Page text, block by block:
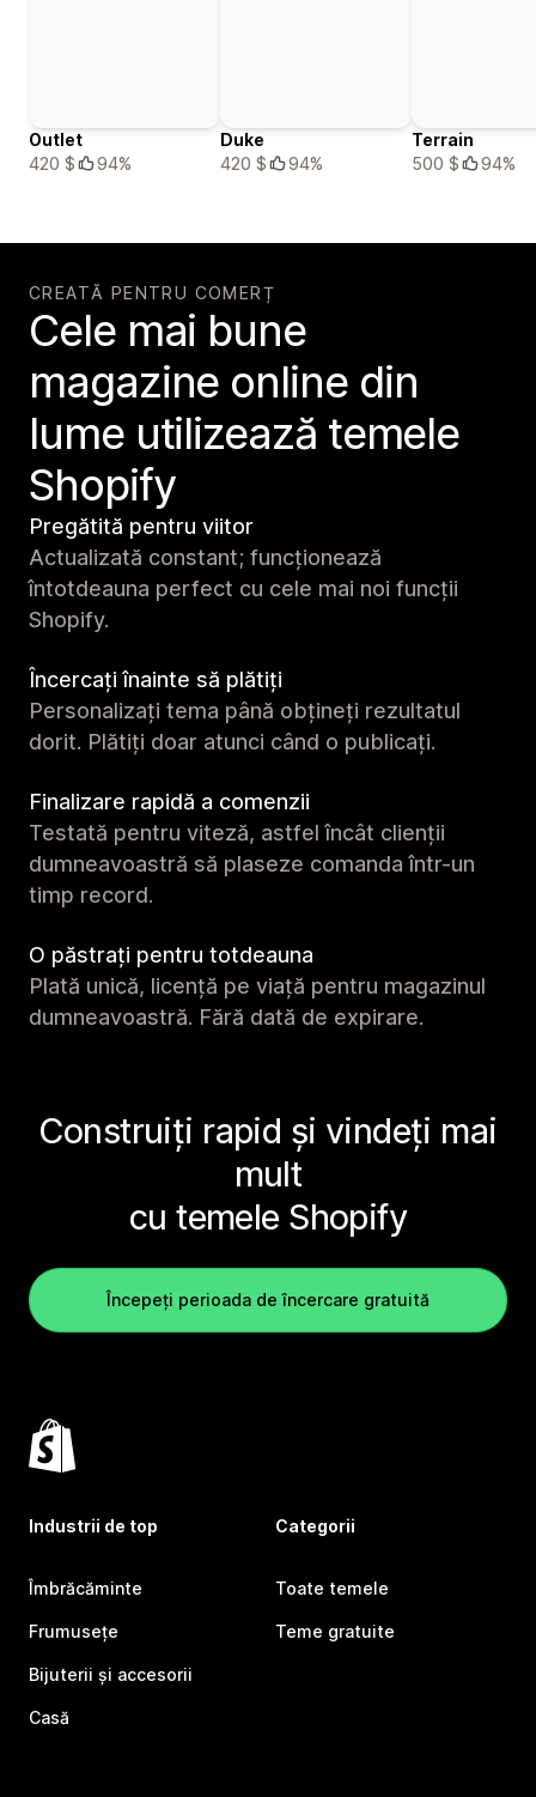
Outlet
420 $
94%
Duke
420 $
94%
Terrain
500 $
94%
CREATĂ PENTRU COMERȚ
Cele mai bune
magazine online din
lume utilizează temele
Shopify
Pregătită pentru viitor
Actualizată constant; funcționează
întotdeauna perfect cu cele mai noi funcții
Shopify.
Încercați înainte să plătiți
Personalizați tema până obțineți rezultatul
dorit. Plătiți doar atunci când o publicați.
Finalizare rapidă a comenzii
Testată pentru viteză, astfel încât clienții
dumneavoastră să plaseze comanda într-un
timp record.
O păstrați pentru totdeauna
Plată unică, licență pe viață pentru magazinul
dumneavoastră. Fără dată de expirare.
Construiți rapid și vindeți mai
mult
cu temele Shopify
Începeți perioada de încercare gratuită
Industrii de top
Îmbrăcăminte
Frumusețe
Bijuterii și accesorii
Casă
Categorii
Toate temele
Teme gratuite